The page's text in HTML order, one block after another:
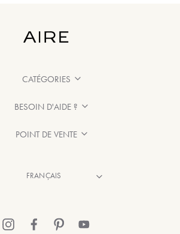
CATÉGORIES
BESOIN D'AIDE ?
POINT DE VENTE